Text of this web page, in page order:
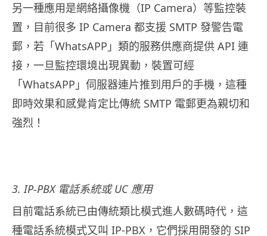
另一種應用是網絡攝像機（IP Camera）等監控裝
置，目前很多 IP Camera 都支援 SMTP 發警告電
郵，若「WhatsAPP」類的服務供應商提供 API 連
接，一旦監控環境出現異動，裝置可經
「WhatsAPP」伺服器連片推到用戶的手機，這種
即時效果和感覺肯定比傳統 SMTP 電郵更為親切和
強烈！
3. IP-PBX 電話系統或 UC 應用
目前電話系統已由傳統類比模式進人數碼時代，這
種電話系統模式又叫 IP-PBX，它們採用開發的 SIP